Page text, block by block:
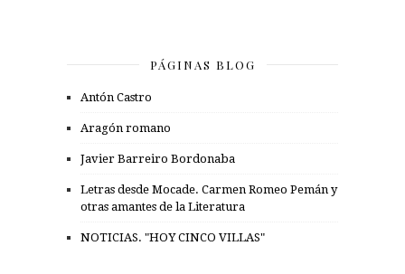
PÁGINAS BLOG
Antón Castro
Aragón romano
Javier Barreiro Bordonaba
Letras desde Mocade. Carmen Romeo Pemán y
otras amantes de la Literatura
NOTICIAS. "HOY CINCO VILLAS"